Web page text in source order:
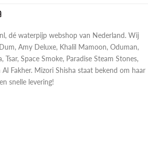
dé waterpijp webshop van Nederland. Wij
Amy Deluxe, Khalil Mamoon, Oduman,
Tsar, Space Smoke, Paradise Steam Stones,
Al Fakher. Mizori Shisha staat bekend om haar
snelle levering!